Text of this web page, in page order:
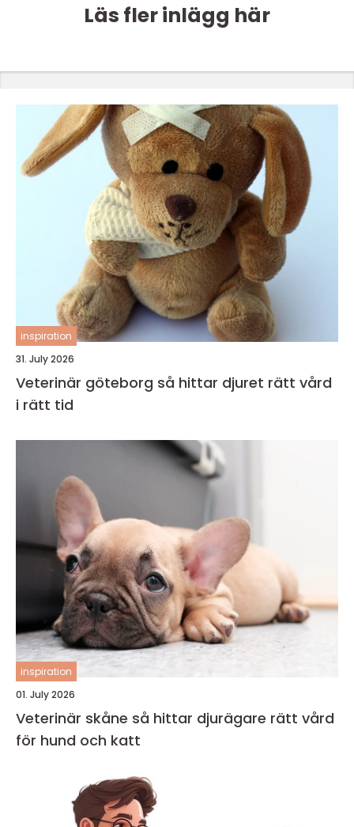
Läs fler inlägg här
inspiration
31. July 2026
Veterinär göteborg så hittar djuret rätt vård
i rätt tid
inspiration
01. July 2026
Veterinär skåne så hittar djurägare rätt vård
för hund och katt